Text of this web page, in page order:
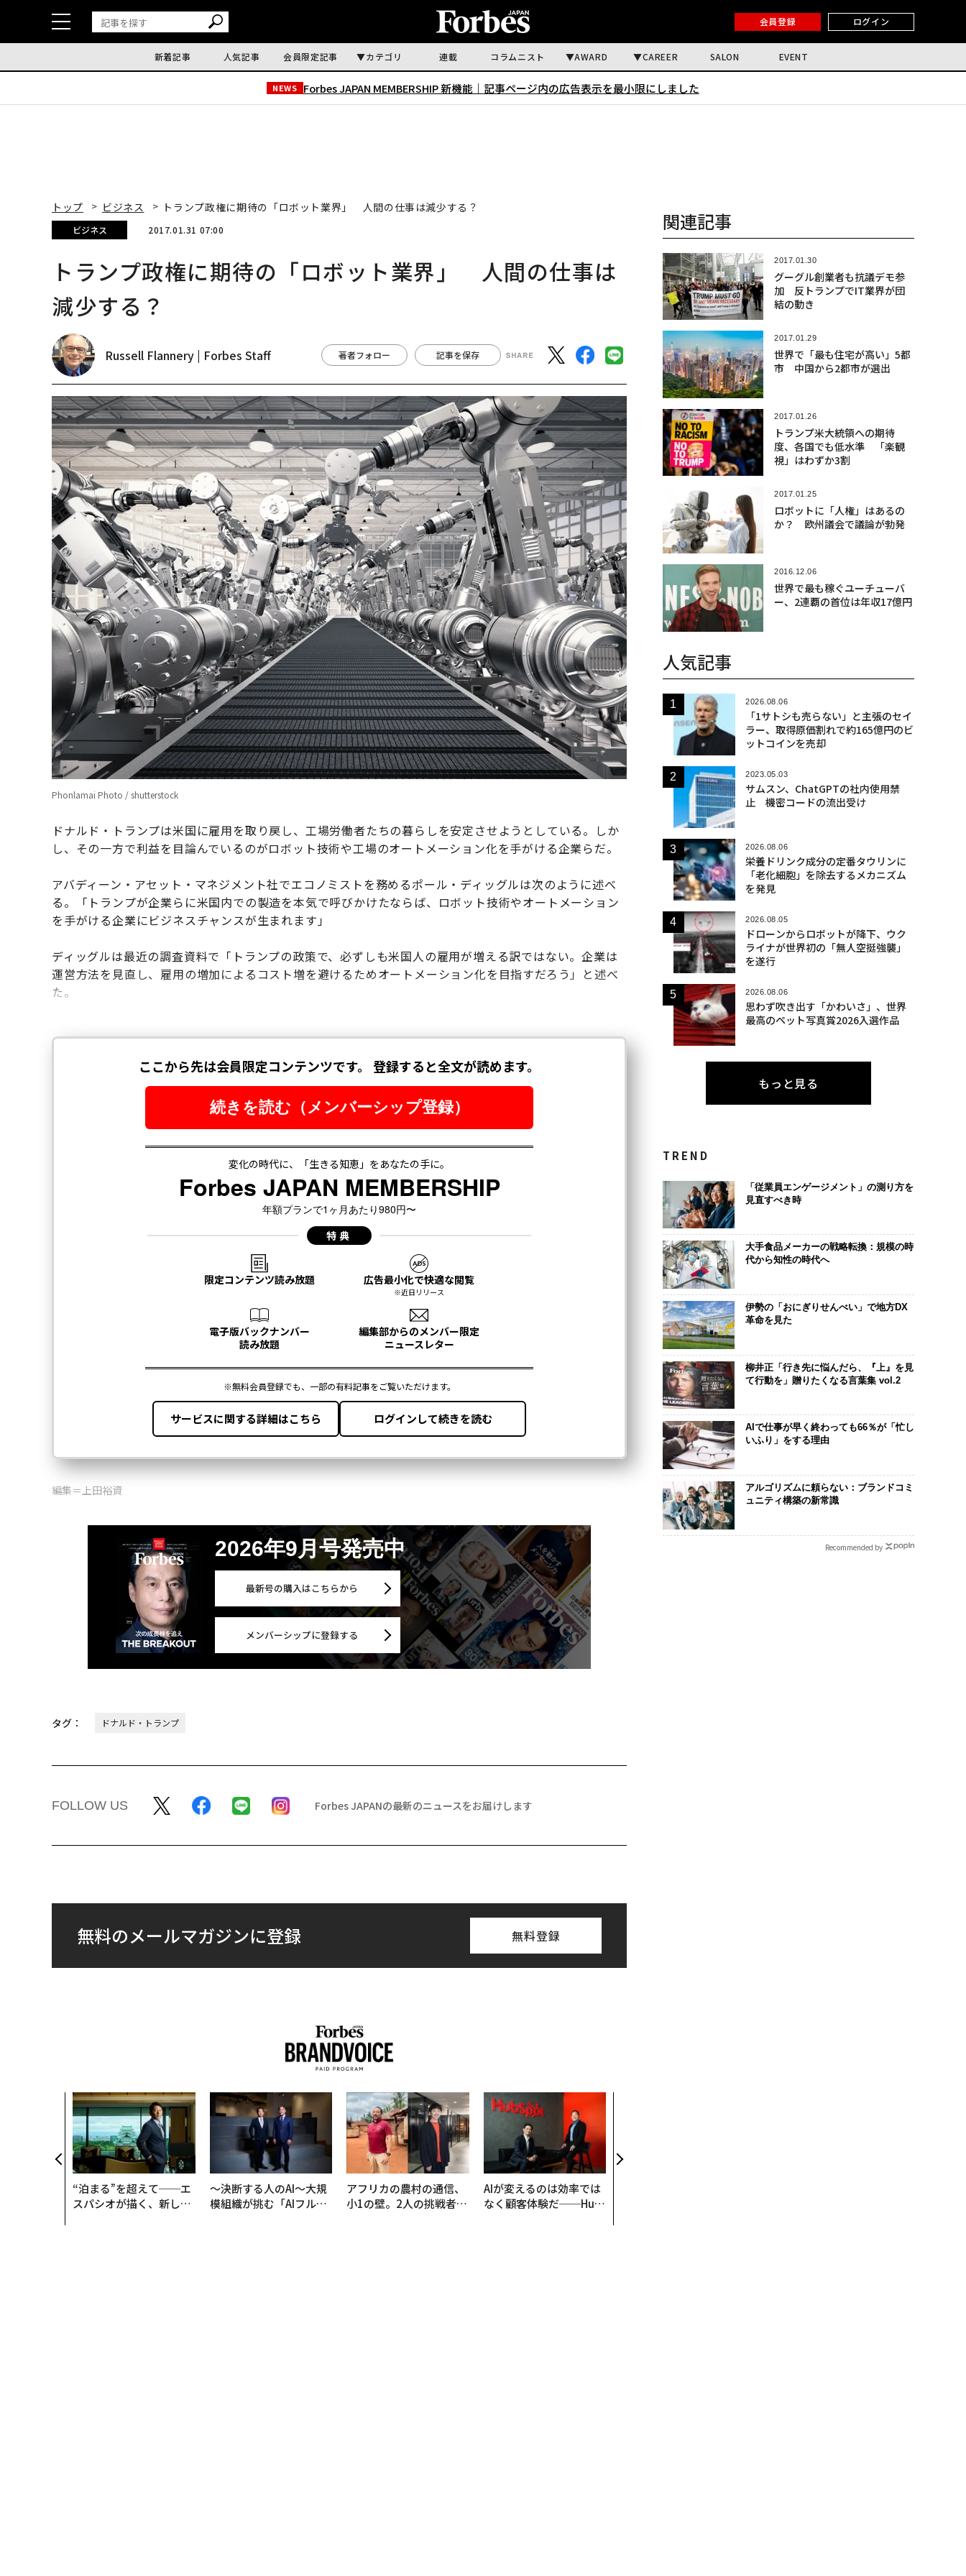
会員登録 ログイン
新着記事 人気記事 会員限定記事 カテゴリ 連載 コラムニスト AWARD CAREER SALON EVENT
NEWS Forbes JAPAN MEMBERSHIP 新機能｜ 記事ページ内の広告表示を最小限にしました
トップ ビジネス トランプ政権に期待の「ロボット業界」 人間の仕事は減少する？
ビジネス 2017.01.31 07:00
トランプ政権に期待の「ロボット業界」 人間の仕事は
減少する？
Russell Flannery | Forbes Staff 著者フォロー 記事を保存
Phonlamai Photo / shutterstock
ドナルド・トランプは米国に雇用を取り戻し、工場労働者たちの暮らしを安定させようとしている。しか
し、その一方で利益を目論んでいるのがロボット技術や工場のオートメーション化を手がける企業らだ。
アバディーン・アセット・マネジメント社でエコノミストを務めるポール・ディッグルは次のように述べ
る。「トランプが企業らに米国内での製造を本気で呼びかけたならば、ロボット技術やオートメーション
を手がける企業にビジネスチャンスが生まれます」
ディッグルは最近の調査資料で「トランプの政策で、必ずしも米国人の雇用が増える訳ではない。企業は
運営方法を見直し、雇用の増加によるコスト増を避けるためオートメーション化を目指すだろう」と述べ
た。
編集＝上田裕資
2026年9月号発売中
最新号の購入はこちらから
メンバーシップに登録する
タグ： ドナルド・トランプ
FOLLOW US Forbes JAPANの最新のニュースをお届けします
無料のメールマガジンに登録 無料登録
“泊まる”を超えて──エ
スパシオが描く、新しい
〜決断する人のAI〜大規
模組織が挑む「AIフル実
アフリカの農村の通信、
小1の壁。2人の挑戦者が
AIが変えるのは効率では
なく顧客体験だ──Hub
関連記事
2017.01.30
グーグル創業者も抗議デモ参
加 反トランプでIT業界が団
結の動き
2017.01.29
世界で「最も住宅が高い」5都
市 中国から2都市が選出
2017.01.26
トランプ米大統領への期待
度、各国でも低水準 「楽観
視」はわずか3割
2017.01.25
ロボットに「人権」はあるの
か？ 欧州議会で議論が勃発
2016.12.06
世界で最も稼ぐユーチューバ
ー、2連覇の首位は年収17億円
人気記事
2026.08.06
「1サトシも売らない」と主張のセイ
ラー、取得原価割れで約165億円のビ
ットコインを売却
2023.05.03
サムスン、ChatGPTの社内使用禁
止 機密コードの流出受け
2026.08.06
栄養ドリンク成分の定番タウリンに
「老化細胞」を除去するメカニズム
を発見
2026.08.05
ドローンからロボットが降下、ウク
ライナが世界初の「無人空挺強襲」
を遂行
2026.08.06
思わず吹き出す「かわいさ」、世界
最高のペット写真賞2026入選作品
もっと見る
TREND
「従業員エンゲージメント」の測り方を
見直すべき時
大手食品メーカーの戦略転換：規模の時
代から知性の時代へ
伊勢の「おにぎりせんべい」で地方DX
革命を見た
柳井正「行き先に悩んだら、『上』を見
て行動を」贈りたくなる言葉集 vol.2
AIで仕事が早く終わっても66％が「忙し
いふり」をする理由
アルゴリズムに頼らない：ブランドコミ
ュニティ構築の新常識
Recommended by